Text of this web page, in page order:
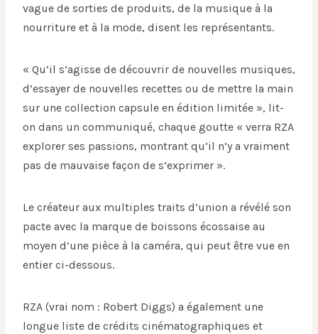
vague de sorties de produits, de la musique à la
nourriture et à la mode, disent les représentants.
« Qu’il s’agisse de découvrir de nouvelles musiques,
d’essayer de nouvelles recettes ou de mettre la main
sur une collection capsule en édition limitée », lit-
on dans un communiqué, chaque goutte « verra RZA
explorer ses passions, montrant qu’il n’y a vraiment
pas de mauvaise façon de s’exprimer ».
Le créateur aux multiples traits d’union a révélé son
pacte avec la marque de boissons écossaise au
moyen d’une pièce à la caméra, qui peut être vue en
entier ci-dessous.
RZA (vrai nom : Robert Diggs) a également une
longue liste de crédits cinématographiques et